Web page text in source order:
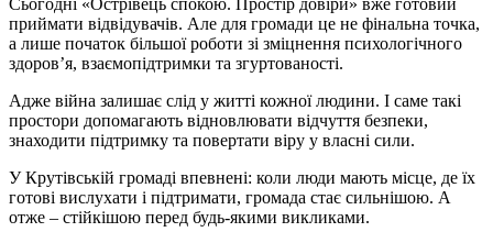
приймати відвідувачів. Але для громади це не фінальна точка,
а лише початок більшої роботи зі зміцнення психологічного
здоров’я, взаємопідтримки та згуртованості.
Адже війна залишає слід у житті кожної людини. І саме такі
простори допомагають відновлювати відчуття безпеки,
знаходити підтримку та повертати віру у власні сили.
У Крутівській громаді впевнені: коли люди мають місце, де їх
готові вислухати і підтримати, громада стає сильнішою. А
отже – стійкішою перед будь-якими викликами.